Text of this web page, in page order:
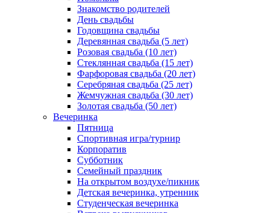
Знакомство родителей
День свадьбы
Годовщина свадьбы
Деревянная свадьба (5 лет)
Розовая свадьба (10 лет)
Стеклянная свадьба (15 лет)
Фарфоровая свадьба (20 лет)
Серебряная свадьба (25 лет)
Жемчужная свадьба (30 лет)
Золотая свадьба (50 лет)
Вечеринка
Пятница
Спортивная игра/турнир
Корпоратив
Субботник
Семейный праздник
На открытом воздухе/пикник
Детская вечеринка, утренник
Студенческая вечеринка